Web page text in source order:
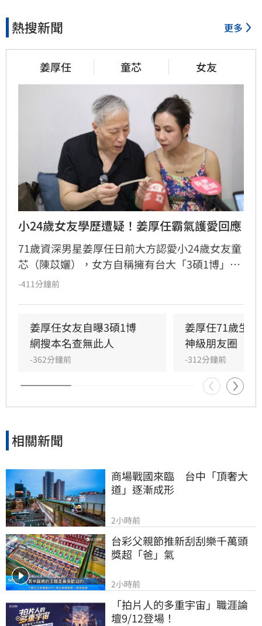
熱搜新聞 更多
姜厚任 童芯 女友
小24歲女友學歷遭疑！姜厚任霸氣護愛回應
71歲資深男星姜厚任日前大方認愛小24歲女友童
芯（陳苡孋），女方自稱擁有台大「3碩1博」高
學歷且智商146，引發網友高度關注。然而，有
更有網友爆料其過去經歷與改名等爭議。面對外
界對女友背景的連番檢視與熱議，姜厚任受訪時
直言，這段感情本是浪漫的愛情片，不希望演變
成偵探片，強調無論對方背景如何都堅定相愛，
並表示涉及個人隱私與法律問題，後續將不再針
對相關傳聞做出任何回應。
-411分鐘前
姜厚任女友自曝3碩1博
網搜本名查無此人
-362分鐘前
姜厚任71歲生
神級朋友圈
-312分鐘前
相關新聞
商場戰國來臨　台中「頂奢大
道」逐漸成形
2小時前
台彩父親節推新刮刮樂千萬頭
獎超「爸」氣
2小時前
「拍片人的多重宇宙」職涯論
壇9/12登場！